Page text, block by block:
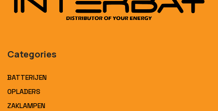
Categories
BATTERIJEN
OPLADERS
ZAKLAMPEN